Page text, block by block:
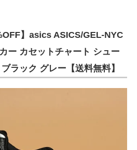
】asics ASICS/GEL-NYC
ー カセットチャート シュー
ラック グレー【送料無料】